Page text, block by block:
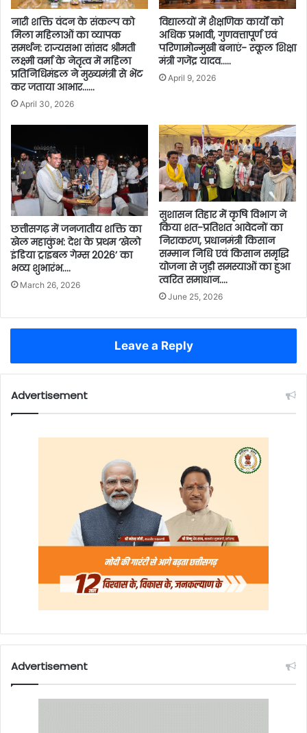
नारी शक्ति वंदन के संकल्प को
मिला महिलाओं का व्यापक
समर्थन: राज्यसभा सांसद श्रीमती
लक्ष्मी वर्मा के नेतृत्व में महिला
प्रतिनिधिमंडल ने मुख्यमंत्री से भेंट
कर जताया आभार……
April 30, 2026
विद्यालयों में शैक्षणिक कार्यों को
अधिक प्रभावी, गुणवत्तापूर्ण एवं
परिणामोन्मुखी बनाएं- स्कूल शिक्षा
मंत्री गजेंद्र यादव…..
April 9, 2026
छत्तीसगढ़ में जनजातीय शक्ति का
खेल महाकुंभ: देश के प्रथम ‘खेलो
इंडिया ट्राइबल गेम्स 2026’ का
भव्य शुभारंभ….
March 26, 2026
सुशासन तिहार में कृषि विभाग ने
किया शत-प्रतिशत आवेदनों का
निराकरण, प्रधानमंत्री किसान
सम्मान निधि एवं किसान समृद्धि
योजना से जुड़ी समस्याओं का हुआ
त्वरित समाधान….
June 25, 2026
Leave a Reply
Advertisement
Advertisement